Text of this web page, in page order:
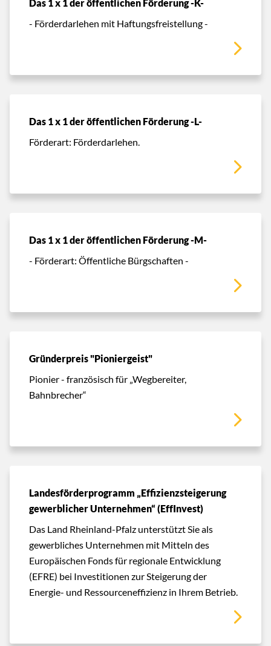
Das 1 x 1 der öffentlichen Förderung -K-
- Förderdarlehen mit Haftungsfreistellung -
Das 1 x 1 der öffentlichen Förderung -L-
Förderart: Förderdarlehen.
Das 1 x 1 der öffentlichen Förderung -M-
- Förderart: Öffentliche Bürgschaften -
Gründerpreis "Pioniergeist"
Pionier - französisch für „Wegbereiter,
Bahnbrecher“
Landesförderprogramm „Effizienzsteigerung
gewerblicher Unternehmen“ (EffInvest)
Das Land Rheinland-Pfalz unterstützt Sie als
gewerbliches Unternehmen mit Mitteln des
Europäischen Fonds für regionale Entwicklung
(EFRE) bei Investitionen zur Steigerung der
Energie- und Ressourceneffizienz in Ihrem Betrieb.